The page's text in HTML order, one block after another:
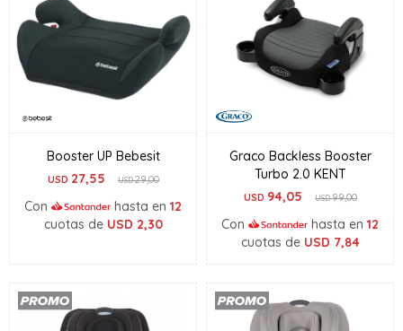
Booster UP Bebesit
USD 27,55 USD29,00
Con hasta en 12
cuotas de USD 2,30
Graco Backless Booster
Turbo 2.0 KENT
USD 94,05 USD99,00
Con hasta en 12
cuotas de USD 7,84